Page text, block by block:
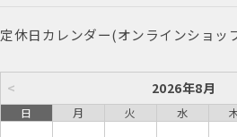
定休日カレンダー(オンラインショッ
< 2026年8月
日 月 火 水